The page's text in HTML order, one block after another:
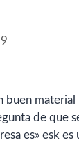
buen material
de que
es» esk es